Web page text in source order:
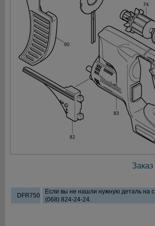
DFR750
Если вы не нашли нужную деталь на
(068) 824-24-24.